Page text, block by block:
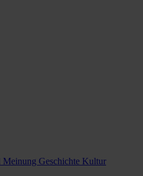
Meinung Geschichte Kultur